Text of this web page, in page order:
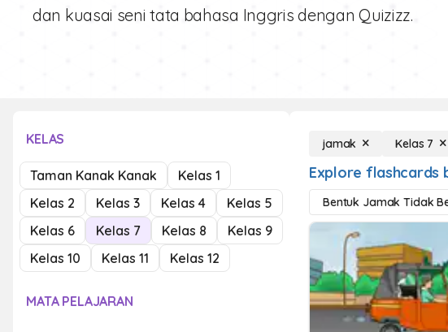
dan kuasai seni tata bahasa Inggris dengan Quizizz.
KELAS
Taman Kanak Kanak
Kelas 1
Kelas 2
Kelas 3 Kelas 4
Kelas 5
Kelas 6
Kelas 7 Kelas 8
Kelas 9
Kelas 10
Kelas 11 Kelas 12
MATA PELAJARAN
jamak Kelas 7
Explore flashcards
Bentuk Jamak Tidak